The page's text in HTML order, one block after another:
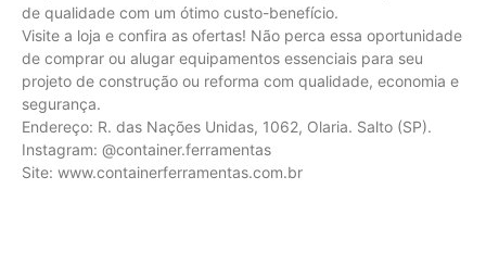
de qualidade com um ótimo custo-benefício.
Visite a loja e confira as ofertas! Não perca essa oportunidade
de comprar ou alugar equipamentos essenciais para seu
projeto de construção ou reforma com qualidade, economia e
segurança.
Endereço: R. das Nações Unidas, 1062, Olaria. Salto (SP).
Instagram: @container.ferramentas
Site: www.containerferramentas.com.br